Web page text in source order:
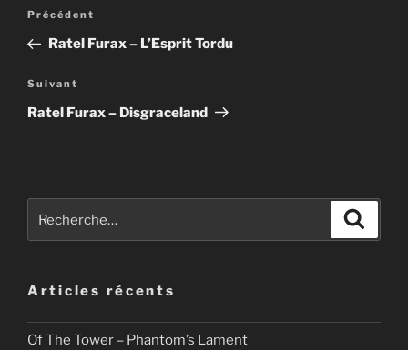
l’article
Article
précédent
Précédent
Ratel Furax – L’Esprit Tordu
Article
suivant
Suivant
Ratel Furax – Disgraceland
pour
Articles récents
Of The Tower – Phantom’s Lament